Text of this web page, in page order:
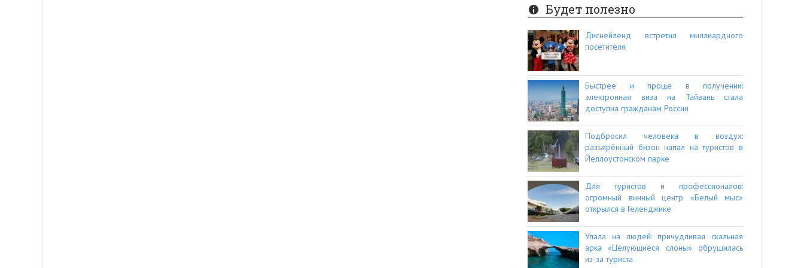
Будет полезно
Диснейленд встретил миллиардного
посетителя
Быстрее и проще в получении:
электронная виза на Тайвань стала
доступна гражданам России
Подбросил человека в воздух:
разъярённый бизон напал на туристов в
Йеллоустонском парке
Для туристов и профессионалов:
огромный винный центр «Белый мыс»
открылся в Геленджике
Упала на людей: причудливая скальная
арка «Целующиеся слоны» обрушилась
из-за туриста